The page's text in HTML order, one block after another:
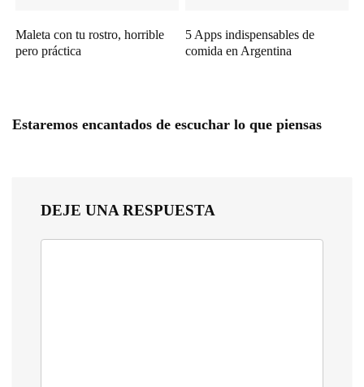
Maleta con tu rostro, horrible
pero práctica
5 Apps indispensables de
comida en Argentina
Estaremos encantados de escuchar lo que piensas
DEJE UNA RESPUESTA